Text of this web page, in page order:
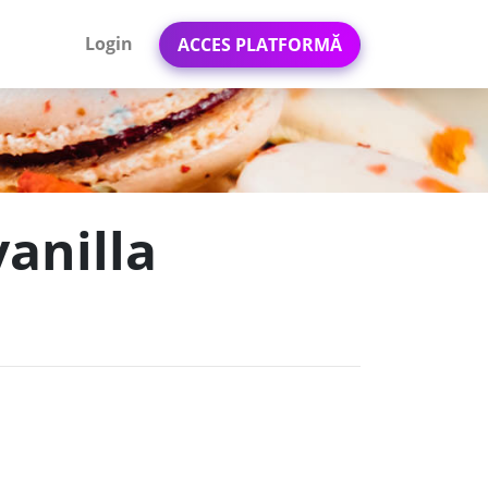
Login ACCES PLATFORMĂ